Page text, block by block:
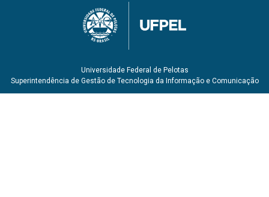
Universidade Federal de Pelotas
Superintendência de Gestão de Tecnologia da Informação e Comunicação